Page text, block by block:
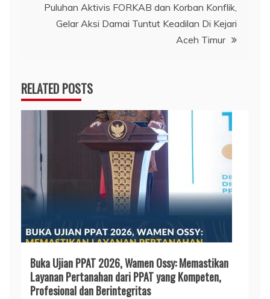
Puluhan Aktivis FORKAB dan Korban Konflik,
Gelar Aksi Damai Tuntut Keadilan Di Kejari
Aceh Timur
RELATED POSTS
Buka Ujian PPAT 2026, Wamen Ossy: Memastikan
Layanan Pertanahan dari PPAT yang Kompeten,
Profesional dan Berintegritas